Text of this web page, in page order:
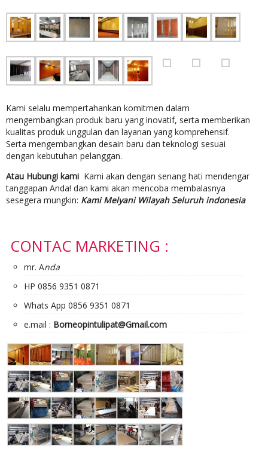
Kami selalu mempertahankan komitmen dalam
mengembangkan produk baru yang inovatif, serta memberikan
kualitas produk unggulan dan layanan yang komprehensif.
Serta mengembangkan desain baru dan teknologi sesuai
dengan kebutuhan pelanggan.
Atau Hubungi kami Kami akan dengan senang hati mendengar
tanggapan Anda! dan kami akan mencoba membalasnya
sesegera mungkin: Kami Melyani Wilayah Seluruh indonesia
CONTAC MARKETING :
mr. Anda
HP 0856 9351 0871
Whats App 0856 9351 0871
e.mail : Borneopintulipat@Gmail.com